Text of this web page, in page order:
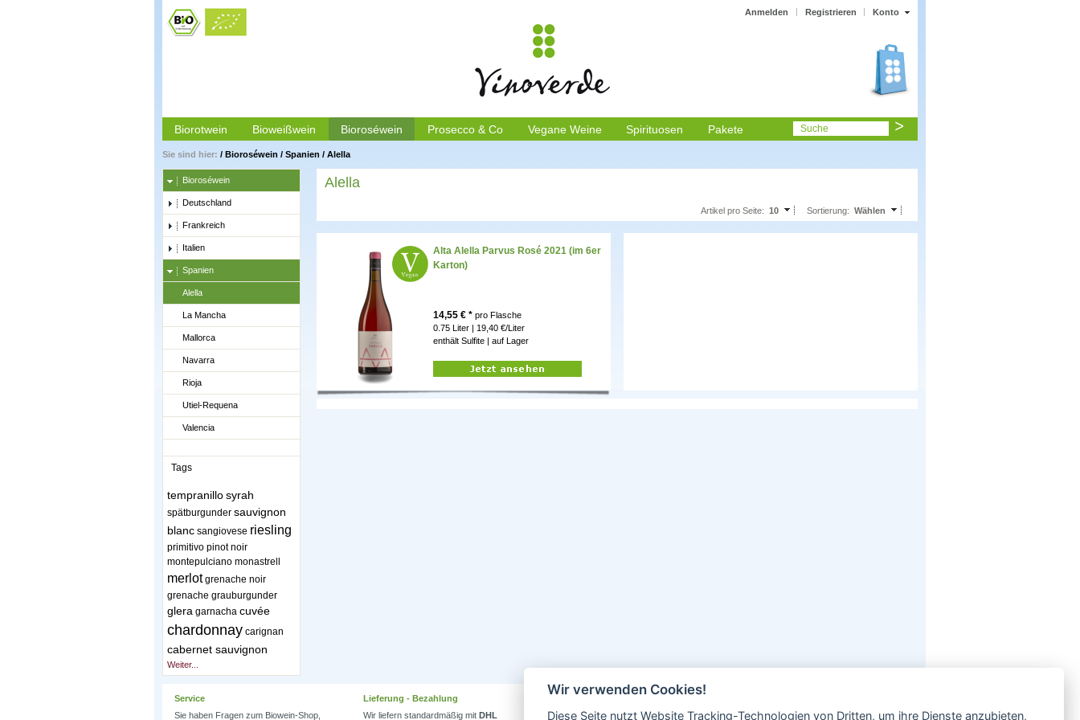
Konto
Anmelden Registrieren
Biorotwein Bioweißwein Bioroséwein Prosecco & Co Vegane Weine Spirituosen Pakete Suche
Sie sind hier: / Bioroséwein / Spanien / Alella
Bioroséwein
Deutschland
Frankreich
Italien
Spanien
Alella
La Mancha
Mallorca
Navarra
Rioja
Utiel-Requena
Valencia
Tags
tempranillosyrah
spätburgunder sauvignon
blanc sangiovese riesling
primitivo pinot noir
montepulciano monastrell
merlot grenache noir
grenache grauburgunder
glera garnacha cuvée
chardonnay carignan
cabernet sauvignon
Weiter...
Alella
Sortierung: Wählen
Artikel pro Seite: 10
Alta Alella Parvus Rosé 2021 (im 6er
Karton)
14,55 € * pro Flasche
0.75 Liter | 19,40 €/Liter
enthält Sulfite | auf Lager
Service
Sie haben Fragen zum Biowein-Shop,
Lieferung - Bezahlung
Wir liefern standardmäßig mit DHL
Wissenswertes
Erfahren Sie mehr über
Neben einem ausgesuchten Sortiment an
Wir verwenden Cookies!
Diese Seite nutzt Website Tracking-Technologien von Dritten, um ihre Dienste anzubieten,